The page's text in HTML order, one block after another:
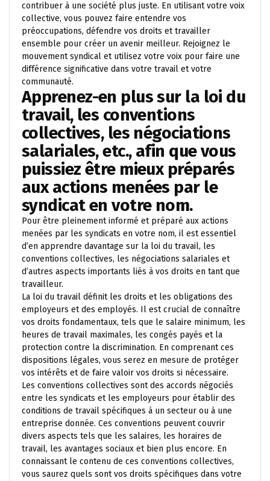
contribuer à une société plus juste. En utilisant votre voix
collective, vous pouvez faire entendre vos
préoccupations, défendre vos droits et travailler
ensemble pour créer un avenir meilleur. Rejoignez le
mouvement syndical et utilisez votre voix pour faire une
différence significative dans votre travail et votre
communauté.
Apprenez-en plus sur la loi du
travail, les conventions
collectives, les négociations
salariales, etc., afin que vous
puissiez être mieux préparés
aux actions menées par le
syndicat en votre nom.
Pour être pleinement informé et préparé aux actions
menées par les syndicats en votre nom, il est essentiel
d’en apprendre davantage sur la loi du travail, les
conventions collectives, les négociations salariales et
d’autres aspects importants liés à vos droits en tant que
travailleur.
La loi du travail définit les droits et les obligations des
employeurs et des employés. Il est crucial de connaître
vos droits fondamentaux, tels que le salaire minimum, les
heures de travail maximales, les congés payés et la
protection contre la discrimination. En comprenant ces
dispositions légales, vous serez en mesure de protéger
vos intérêts et de faire valoir vos droits si nécessaire.
Les conventions collectives sont des accords négociés
entre les syndicats et les employeurs pour établir des
conditions de travail spécifiques à un secteur ou à une
entreprise donnée. Ces conventions peuvent couvrir
divers aspects tels que les salaires, les horaires de
travail, les avantages sociaux et bien plus encore. En
connaissant le contenu de ces conventions collectives,
vous saurez quels sont vos droits spécifiques dans votre